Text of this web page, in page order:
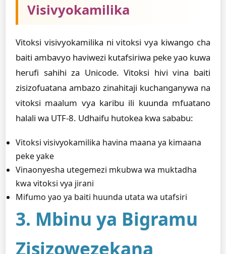
Visivyokamilika
Vitoksi visivyokamilika ni vitoksi vya kiwango cha
baiti ambavyo haviwezi kutafsiriwa peke yao kuwa
herufi sahihi za Unicode. Vitoksi hivi vina baiti
zisizofuatana ambazo zinahitaji kuchanganywa na
vitoksi maalum vya karibu ili kuunda mfuatano
halali wa UTF-8. Udhaifu hutokea kwa sababu:
Vitoksi visivyokamilika havina maana ya kimaana
peke yake
Vinaonyesha utegemezi mkubwa wa muktadha
kwa vitoksi vya jirani
Mifumo yao ya baiti huunda utata wa utafsiri
3. Mbinu ya Bigramu
Zisizowezekana